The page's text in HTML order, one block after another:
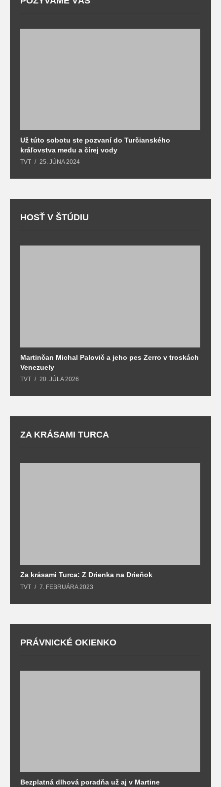
Už túto sobotu ste pozvaní do Turčianského
kráľovstva medu a čírej vody
TVT 25. JÚNA 2024
HOSŤ V ŠTÚDIU
Martinčan Michal Palovič a jeho pes Zerro v troskách
Venezuely
TVT 20. JÚLA 2026
ZA KRÁSAMI TURCA
Za krásami Turca: Z Drienka na Drieňok
TVT 7. FEBRUÁRA 2023
PRÁVNICKÉ OKIENKO
Bezplatná dlhová poradňa už aj v Martine